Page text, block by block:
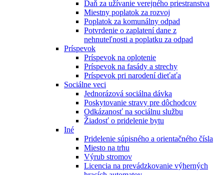
Daň za užívanie verejného priestranstva
Miestny poplatok za rozvoj
Poplatok za komunálny odpad
Potvrdenie o zaplatení dane z
nehnuteľnosti a poplatku za odpad
Príspevok
Príspevok na oplotenie
Príspevok na fasády a strechy
Príspevok pri narodení dieťaťa
Sociálne veci
Jednorázová sociálna dávka
Poskytovanie stravy pre dôchodcov
Odkázanosť na sociálnu službu
Žiadosť o pridelenie bytu
Iné
Pridelenie súpisného a orientačného čísla
Miesto na trhu
Výrub stromov
Licencia na prevádzkovanie výherných